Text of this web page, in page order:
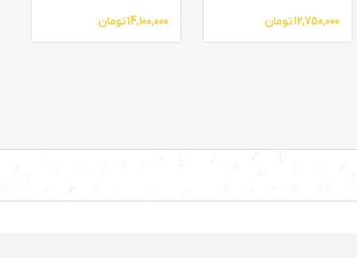
12,750,000تومان 14,100,000تومان